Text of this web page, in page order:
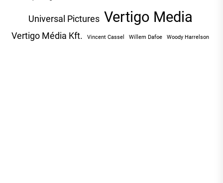
Universal Pictures Vertigo Media
Vertigo Média Kft. Vincent Cassel Willem Dafoe Woody Harrelson